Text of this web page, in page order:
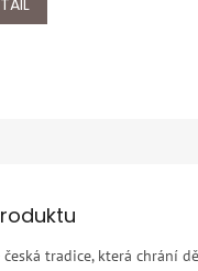
tradice, která chrání